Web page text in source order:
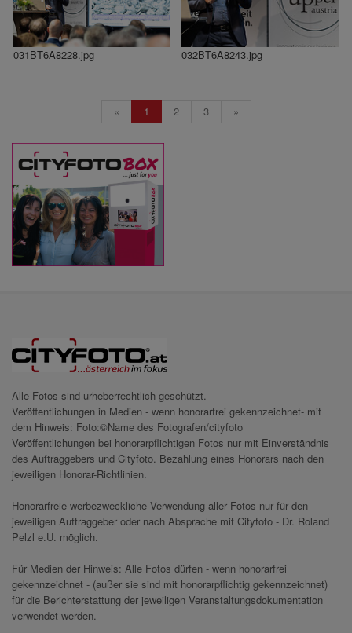
031BT6A8228.jpg 032BT6A8243.jpg
« 1 2 3 »
Alle Fotos sind urheberrechtlich geschützt.
Veröffentlichungen in Medien - wenn honorarfrei gekennzeichnet- mit
dem Hinweis: Foto:©Name des Fotografen/cityfoto
Veröffentlichungen bei honorarpflichtigen Fotos nur mit Einverständnis
des Auftraggebers und Cityfoto. Bezahlung eines Honorars nach den
jeweiligen Honorar-Richtlinien.
Honorarfreie werbezweckliche Verwendung aller Fotos nur für den
jeweiligen Auftraggeber oder nach Absprache mit Cityfoto - Dr. Roland
Pelzl e.U. möglich.
Für Medien der Hinweis: Alle Fotos dürfen - wenn honorarfrei
gekennzeichnet - (außer sie sind mit honorarpflichtig gekennzeichnet)
für die Berichterstattung der jeweiligen Veranstaltungsdokumentation
verwendet werden.